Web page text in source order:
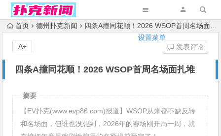
设置菜单
首页 德州扑克新闻 四条A撞同花顺！2026 WSOP首周名场面扎堆
四条A撞同花顺！2026 WSOP首周名场面扎堆
发表评论
A+
摘要
【EV扑克(www.evp86.com)报道】WSOP从来都不缺反转
和名场面，但谁也没想到，2026年的赛场刚开局一周，就